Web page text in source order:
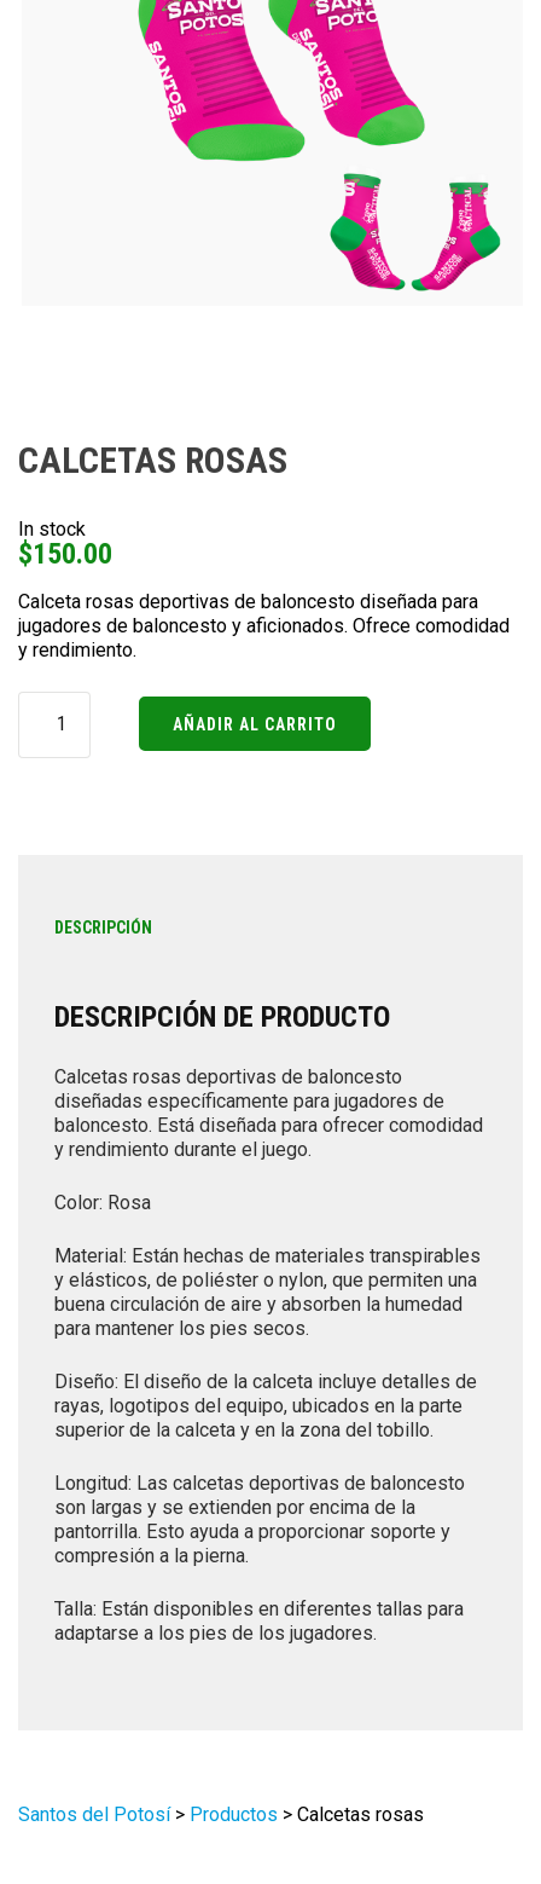
CALCETAS ROSAS
In stock
$150.00
Calceta rosas deportivas de baloncesto diseñada para
jugadores de baloncesto y aficionados. Ofrece comodidad
y rendimiento.
Calcetas
rosas
cantidad
AÑADIR AL CARRITO
DESCRIPCIÓN
DESCRIPCIÓN DE PRODUCTO
Calcetas rosas deportivas de baloncesto
diseñadas específicamente para jugadores de
baloncesto. Está diseñada para ofrecer comodidad
y rendimiento durante el juego.
Color: Rosa
Material: Están hechas de materiales transpirables
y elásticos, de poliéster o nylon, que permiten una
buena circulación de aire y absorben la humedad
para mantener los pies secos.
Diseño: El diseño de la calceta incluye detalles de
rayas, logotipos del equipo, ubicados en la parte
superior de la calceta y en la zona del tobillo.
Longitud: Las calcetas deportivas de baloncesto
son largas y se extienden por encima de la
pantorrilla. Esto ayuda a proporcionar soporte y
compresión a la pierna.
Talla: Están disponibles en diferentes tallas para
adaptarse a los pies de los jugadores.
Santos del Potosí> Productos > Calcetas rosas